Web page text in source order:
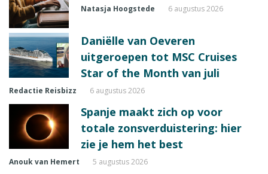
Natasja Hoogstede 6 augustus 2026
Daniëlle van Oeveren
uitgeroepen tot MSC Cruises
Star of the Month van juli
Redactie Reisbizz 6 augustus 2026
Spanje maakt zich op voor
totale zonsverduistering: hier
zie je hem het best
Anouk van Hemert 5 augustus 2026